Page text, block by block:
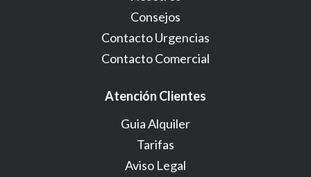
Consejos
Contacto Urgencias
Contacto Comercial
Atención Clientes
Guia Alquiler
Tarifas
Aviso Legal